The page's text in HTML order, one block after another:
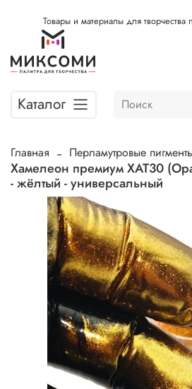
Товары и материалы для творчества
Каталог
Главная Перламутровые
Хамелеон премиум ХАТ30
- жёлтый - универсальный